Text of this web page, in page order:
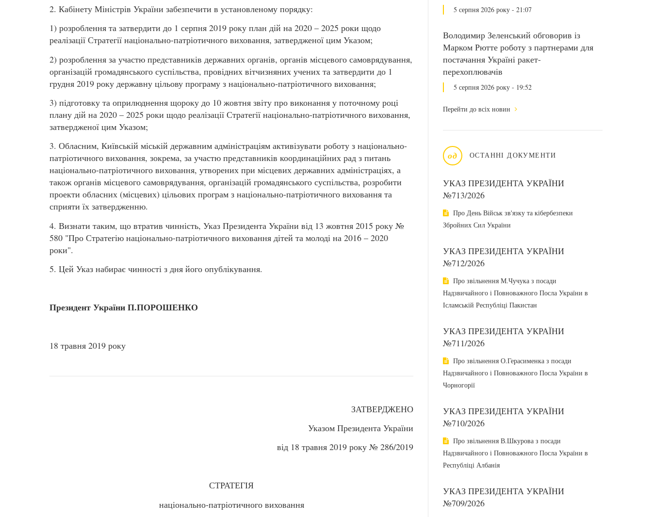
5 серпня 2026 року - 21:07
Володимир Зеленський обговорив із
Марком Рютте роботу з партнерами для
постачання Україні ракет-
перехоплювачів
5 серпня 2026 року - 19:52
Перейти до всіх новин
од ОСТАННІ ДОКУМЕНТИ
УКАЗ ПРЕЗИДЕНТА УКРАЇНИ
№713/2026
Про День Військ зв'язку та кібербезпеки
Збройних Сил України
УКАЗ ПРЕЗИДЕНТА УКРАЇНИ
№712/2026
Про звільнення М.Чучука з посади
Надзвичайного і Повноважного Посла України в
Ісламській Республіці Пакистан
УКАЗ ПРЕЗИДЕНТА УКРАЇНИ
№711/2026
Про звільнення О.Герасименка з посади
Надзвичайного і Повноважного Посла України в
Чорногорії
УКАЗ ПРЕЗИДЕНТА УКРАЇНИ
№710/2026
Про звільнення В.Шкурова з посади
Надзвичайного і Повноважного Посла України в
Республіці Албанія
УКАЗ ПРЕЗИДЕНТА УКРАЇНИ
№709/2026
2. Кабінету Міністрів України забезпечити в установленому порядку:
1) розроблення та затвердити до 1 серпня 2019 року план дій на 2020 – 2025 роки щодо
реалізації Стратегії національно-патріотичного виховання, затвердженої цим Указом;
2) розроблення за участю представників державних органів, органів місцевого самоврядування,
організацій громадянського суспільства, провідних вітчизняних учених та затвердити до 1
грудня 2019 року державну цільову програму з національно-патріотичного виховання;
3) підготовку та оприлюднення щороку до 10 жовтня звіту про виконання у поточному році
плану дій на 2020 – 2025 роки щодо реалізації Стратегії національно-патріотичного виховання,
затвердженої цим Указом;
3. Обласним, Київській міській державним адміністраціям активізувати роботу з національно-
патріотичного виховання, зокрема, за участю представників координаційних рад з питань
національно-патріотичного виховання, утворених при місцевих державних адміністраціях, а
також органів місцевого самоврядування, організацій громадянського суспільства, розробити
проекти обласних (місцевих) цільових програм з національно-патріотичного виховання та
сприяти їх затвердженню.
4. Визнати таким, що втратив чинність, Указ Президента України від 13 жовтня 2015 року №
580 "Про Стратегію національно-патріотичного виховання дітей та молоді на 2016 – 2020
роки".
5. Цей Указ набирає чинності з дня його опублікування.
Президент України П.ПОРОШЕНКО
18 травня 2019 року
ЗАТВЕРДЖЕНО
Указом Президента України
від 18 травня 2019 року № 286/2019
СТРАТЕГІЯ
національно-патріотичного виховання